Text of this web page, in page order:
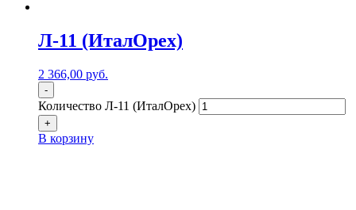
Л-11 (ИталОрех)
2 366,00 руб.
-
Количество Л-11 (ИталОрех)
+
В корзину